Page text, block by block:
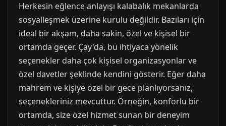
Herkesin eğlence anlayışı kalabalık mekanlarda
sosyalleşmek üzerine kurulu değildir. Bazıları için
ideal bir akşam, daha sakin, özel ve kişisel bir
ortamda geçer. Çay'da, bu ihtiyaca yönelik
seçenekler daha çok kişisel organizasyonlar ve
özel davetler şeklinde kendini gösterir. Eğer daha
mahrem ve kişiye özel bir gece planlıyorsanız,
seçenekleriniz mevcuttur. Örneğin, konforlu bir
ortamda, size özel hizmet sunan bir deneyim